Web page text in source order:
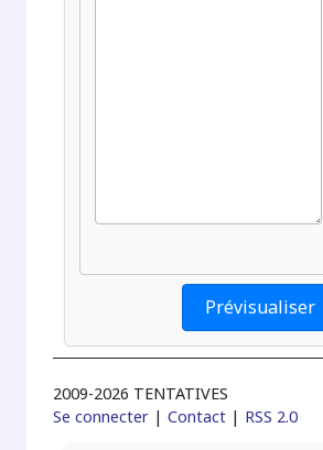
2009-2026 TENTATIVES
Se connecter |Contact | RSS 2.0